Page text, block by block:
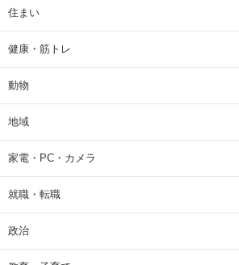
住まい
健康・筋トレ
動物
地域
家電・PC・カメラ
就職・転職
政治